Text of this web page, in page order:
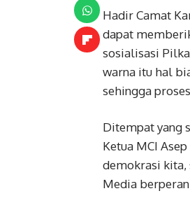
Hadir Camat
dapat
sosialisasi
warna itu hal
sehingga
Ditempat yang
Ketua MCI
demokrasi kita,
Media